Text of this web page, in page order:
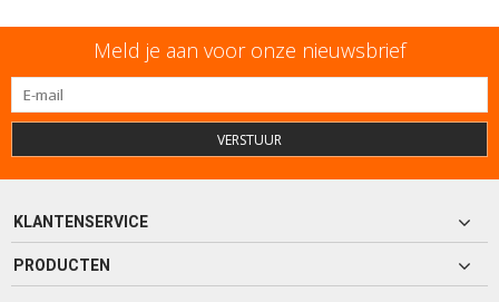
Meld je aan voor onze nieuwsbrief
VERSTUUR
KLANTENSERVICE
PRODUCTEN